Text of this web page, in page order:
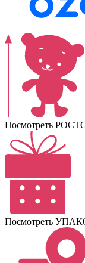
Посмотреть
Посмотреть